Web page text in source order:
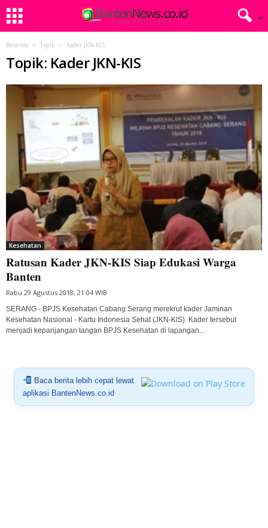
Beranda Topik Kader JKN-KIS
Topik: Kader JKN-KIS
Kesehatan
Ratusan Kader JKN-KIS Siap Edukasi Warga
Banten
Rabu 29 Agustus 2018, 21:04 WIB
SERANG - BPJS Kesehatan Cabang Serang merekrut kader Jaminan
Kesehatan Nasional - Kartu Indonesia Sehat (JKN-KIS). Kader tersebut
menjadi kepanjangan tangan BPJS Kesehatan di lapangan...
Baca berita lebih cepat lewat
aplikasi BantenNews.co.id